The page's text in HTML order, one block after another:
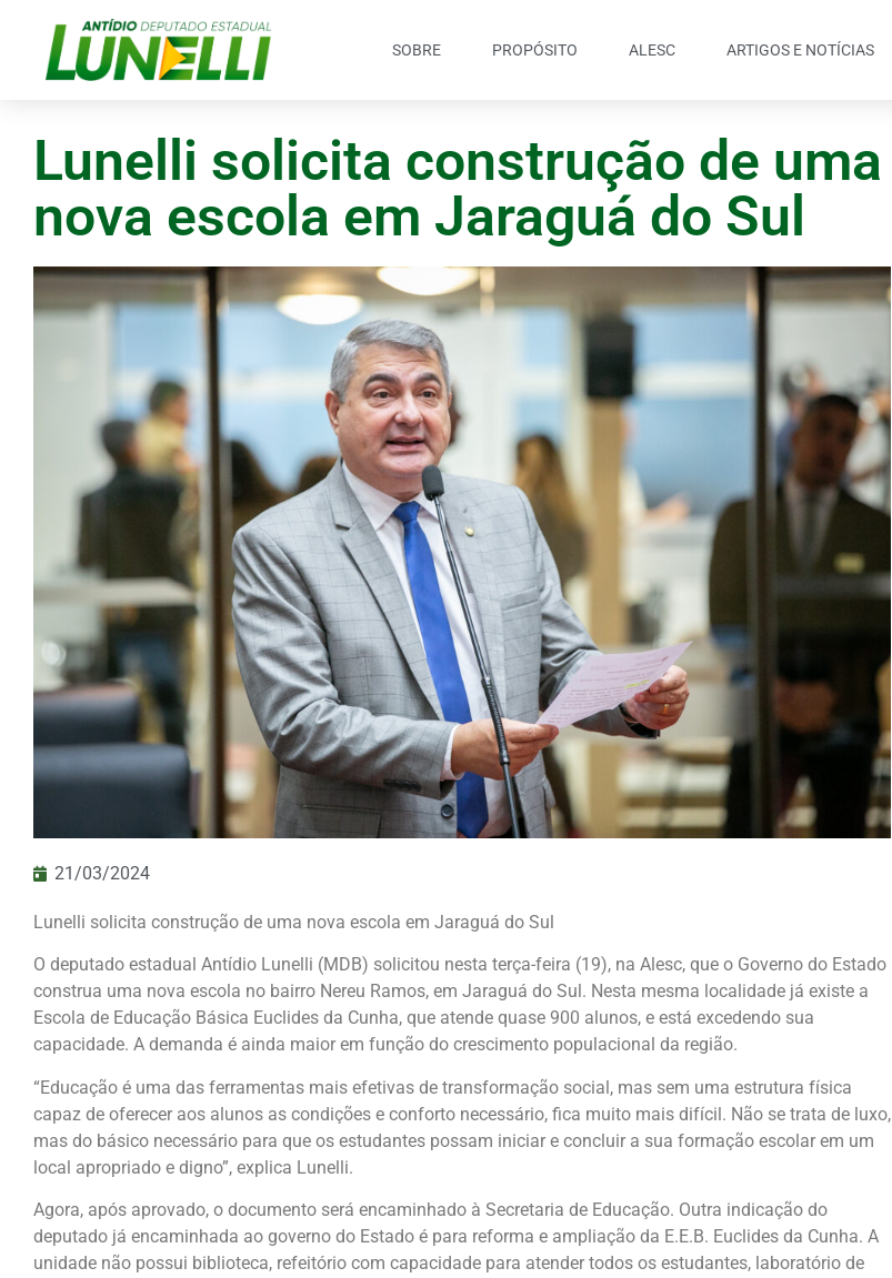
SOBRE PROPÓSITO ALESC ARTIGOS E NOTÍCIAS
Lunelli solicita construção de uma
nova escola em Jaraguá do Sul
21/03/2024
Lunelli solicita construção de uma nova escola em Jaraguá do Sul
O deputado estadual Antídio Lunelli (MDB) solicitou nesta terça-feira (19), na Alesc, que o Governo do Estado
construa uma nova escola no bairro Nereu Ramos, em Jaraguá do Sul. Nesta mesma localidade já existe a
Escola de Educação Básica Euclides da Cunha, que atende quase 900 alunos, e está excedendo sua
capacidade. A demanda é ainda maior em função do crescimento populacional da região.
“Educação é uma das ferramentas mais efetivas de transformação social, mas sem uma estrutura física
capaz de oferecer aos alunos as condições e conforto necessário, fica muito mais difícil. Não se trata de luxo,
mas do básico necessário para que os estudantes possam iniciar e concluir a sua formação escolar em um
local apropriado e digno”, explica Lunelli.
Agora, após aprovado, o documento será encaminhado à Secretaria de Educação. Outra indicação do
deputado já encaminhada ao governo do Estado é para reforma e ampliação da E.E.B. Euclides da Cunha. A
unidade não possui biblioteca, refeitório com capacidade para atender todos os estudantes, laboratório de